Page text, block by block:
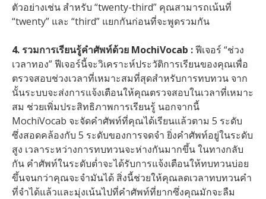
ตัวอย่างเช่น สำหรับ “twenty-third” คุณสามารถเน้นที่
“twenty” และ “third” แยกกันก่อนที่จะพูดรวมกัน
4. รวมการเรียนรู้คำศัพท์ด้วย MochiVocab :ฟีเจอร์ “ช่วง
เวลาทอง” ฟีเจอร์นี้จะวิเคราะห์ประวัติการเรียนของคุณเพื่อ
ตรวจสอบช่วงเวลาที่เหมาะสมที่สุดสำหรับการทบทวน จาก
นั้นระบบจะส่งการแจ้งเตือนให้คุณตรวจสอบในเวลาที่เหมาะ
สม ช่วยเพิ่มประสิทธิภาพการเรียนรู้ นอกจากนี้
MochiVocab จะจัดคำศัพท์ที่คุณได้เรียนแล้วตาม 5 ระดับ
ซึ่งสอดคล้องกับ 5 ระดับของการจดจำ ยิ่งคำศัพท์อยู่ในระดับ
สูง เวลาระหว่างการทบทวนจะห่างกันมากขึ้น ในทางกลับ
กัน คำศัพท์ในระดับต่ำจะได้รับการแจ้งเตือนให้ทบทวนบ่อย
ขึ้นจนกว่าคุณจะจำมันได้ สิ่งนี้ช่วยให้คุณลดเวลาทบทวนคำ
ที่จำได้แล้วและมุ่งเน้นไปที่คำศัพท์ที่ยากซึ่งคุณมักจะลืม